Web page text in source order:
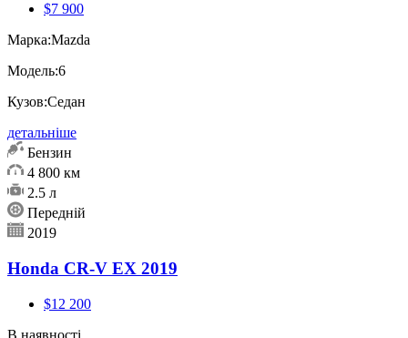
$7 900
Марка:Mazda
Модель:6
Кузов:Седан
детальніше
Бензин
4 800 км
2.5 л
Передній
2019
Honda CR-V EX 2019
$12 200
В наявності